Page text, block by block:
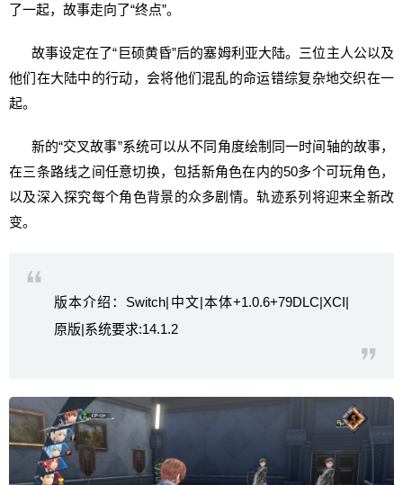
了一起，故事走向了“终点”。
故事设定在了“巨硕黄昏”后的塞姆利亚大陆。三位主人公以及
他们在大陆中的行动，会将他们混乱的命运错综复杂地交织在一
起。
新的“交叉故事”系统可以从不同角度绘制同一时间轴的故事，
在三条路线之间任意切换，包括新角色在内的50多个可玩角色，
以及深入探究每个角色背景的众多剧情。轨迹系列将迎来全新改
变。
版本介绍：Switch|中文|本体+1.0.6+79DLC|XCI|
原版|系统要求:14.1.2